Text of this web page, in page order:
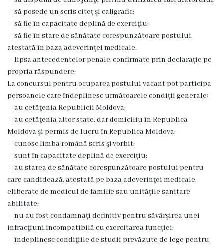
Centrul
de
Medicină
Tradițională
Chineză
Fitoterapie
Terapia
manuală
Acupunctură
Transparență
Funcții
vacante
Contracte
CNAM
Acte
legislative
– să posede un scris citeţ şi caligrafic;
– să fie în capacitate deplină de exerciţiu;
– să fie în stare de sănătate corespunzătoare postului,
atestată în baza adeverinţei medicale.
– lipsa antecedentelor penale, confirmate prin declaraţie pe
propria răspundere;
La concursul pentru ocuparea postului vacant pot participa
persoanele care îndeplinesc următoarele condiţii generale:
– au cetăţenia Republicii Moldova;
– au cetăţenia altor state, dar domiciliu în Republica
Moldova şi permis de lucru în Republica Moldova;
– cunosc limba română scris şi vorbit;
– sunt în capacitate deplină de exerciţiu;
– au starea de sănătate corespunzătoare postului pentru
care candidează, atestată pe baza adeverinţei medicale,
eliberate de medicul de familie sau unităţile sanitare
abilitate;
– nu au fost condamnaţi definitiv pentru săvârşirea unei
infracţiuni,incompatibilă cu exercitarea funcţiei;
– îndeplinesc condiţiile de studii prevăzute de lege pentru